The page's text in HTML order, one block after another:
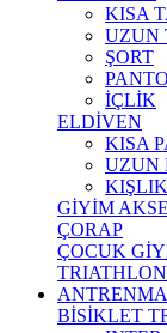
KISA
UZUN
ŞORT
İÇLİK
ELDİVEN
KISA
UZUN
GİYİM
ÇORAP
ÇOCUK
TRIATHLON
BİSİKLET